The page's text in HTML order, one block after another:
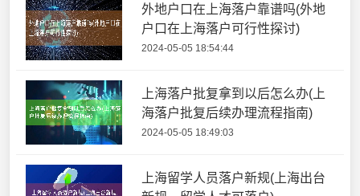
外地户口在上海落户靠谱吗(外地
户口在上海落户可行性探讨)
2024-05-05 18:54:44
上海落户批复拿到以后怎么办(上
海落户批复后续办理流程指南)
2024-05-05 18:49:03
上海留学人员落户新规(上海出台